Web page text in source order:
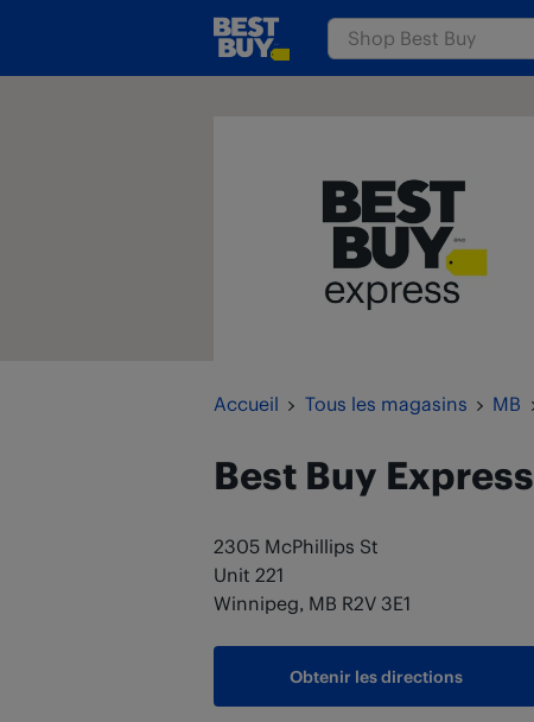
www.bestbuy.ca
Accueil Tous les magasins MB
Best Buy Express
2305 McPhillips St
Unit 221
Winnipeg, MB R2V 3E1
Obtenir les directions